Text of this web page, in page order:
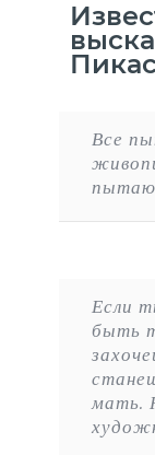
Все
Если
быть
мать.